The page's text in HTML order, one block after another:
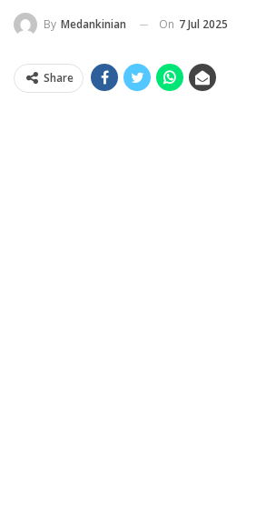
By Medankinian On 7 Jul 2025
Share